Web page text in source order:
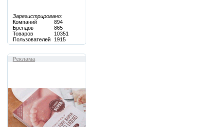
Зарегистрировано:
Компаний
894
Брендов
865
Товаров
10351
Пользователей
1915
Реклама